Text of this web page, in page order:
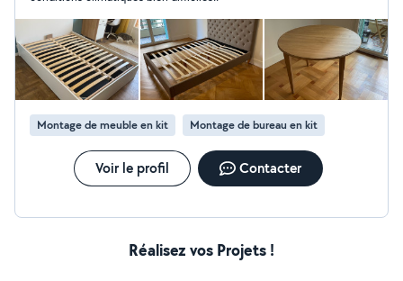
Montage de meuble en kit Montage de bureau en kit
Voir le profil Contacter
Réalisez vos Projets !